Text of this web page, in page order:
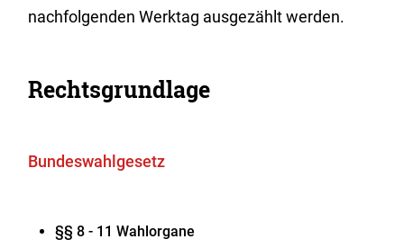
nachfolgenden Werktag ausgezählt werden.
Rechtsgrundlage
Bundeswahlgesetz
§§ 8 - 11 Wahlorgane